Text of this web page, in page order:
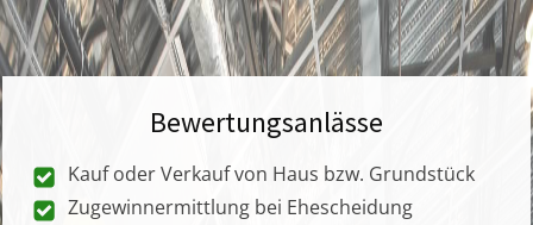
Bewertungsanlässe
Kauf oder Verkauf von Haus bzw. Grundstück
Zugewinnermittlung bei Ehescheidung